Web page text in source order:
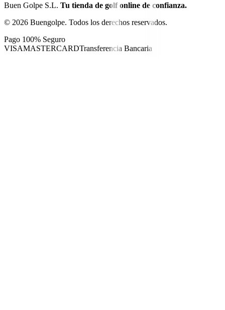
Buen Golpe S.L. Tu tienda de golf online de confianza.
© 2026 Buengolpe. Todos los derechos reservados.
Pago 100% Seguro
VISAMASTERCARDTransferencia Bancaria